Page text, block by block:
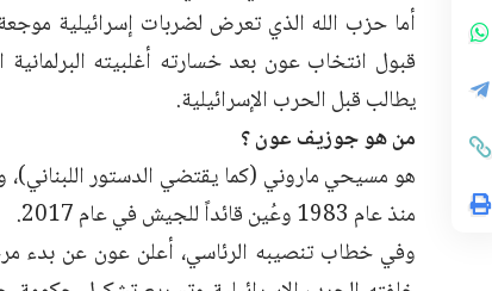
أما حزب الله الذي تعرض لضربات إسرائيلية
قبول انتخاب عون بعد خسارته أغلبيته
يطالب قبل الحرب الإسرائيلية.
من هو جوزيف عون ؟
هو مسيحي ماروني (كما يقتضي الدستور
منذ عام 1983 وعُين قائداً للجيش في عام 2017.
وفي خطاب تنصيبه الرئاسي، أعلن عون عن بدء